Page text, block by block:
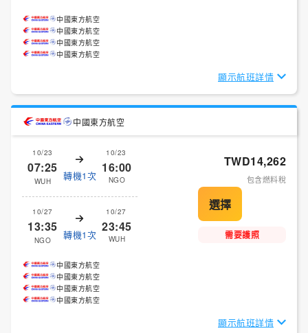
中國東方航空
中國東方航空
中國東方航空
中國東方航空
顯示航班詳情
中國東方航空
10/23
07:25
WUH 轉機1次
10/23
16:00
NGO
10/27
13:35
NGO 轉機1次
10/27
23:45
WUH
TWD14,262
包含燃料稅
需要護照
中國東方航空
中國東方航空
中國東方航空
中國東方航空
顯示航班詳情